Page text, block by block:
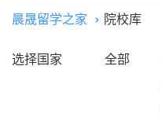
晨晟留学之家 院校库
选择国家 全部